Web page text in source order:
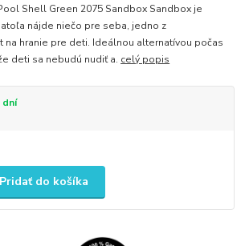
Shell Green 2075 Sandbox Sandbox je
nájde niečo pre seba, jedno z
na hranie pre deti. Ideálnou alternatívou počas
deti sa nebudú nudiť a. celý popis
dní
Pridať do košíka